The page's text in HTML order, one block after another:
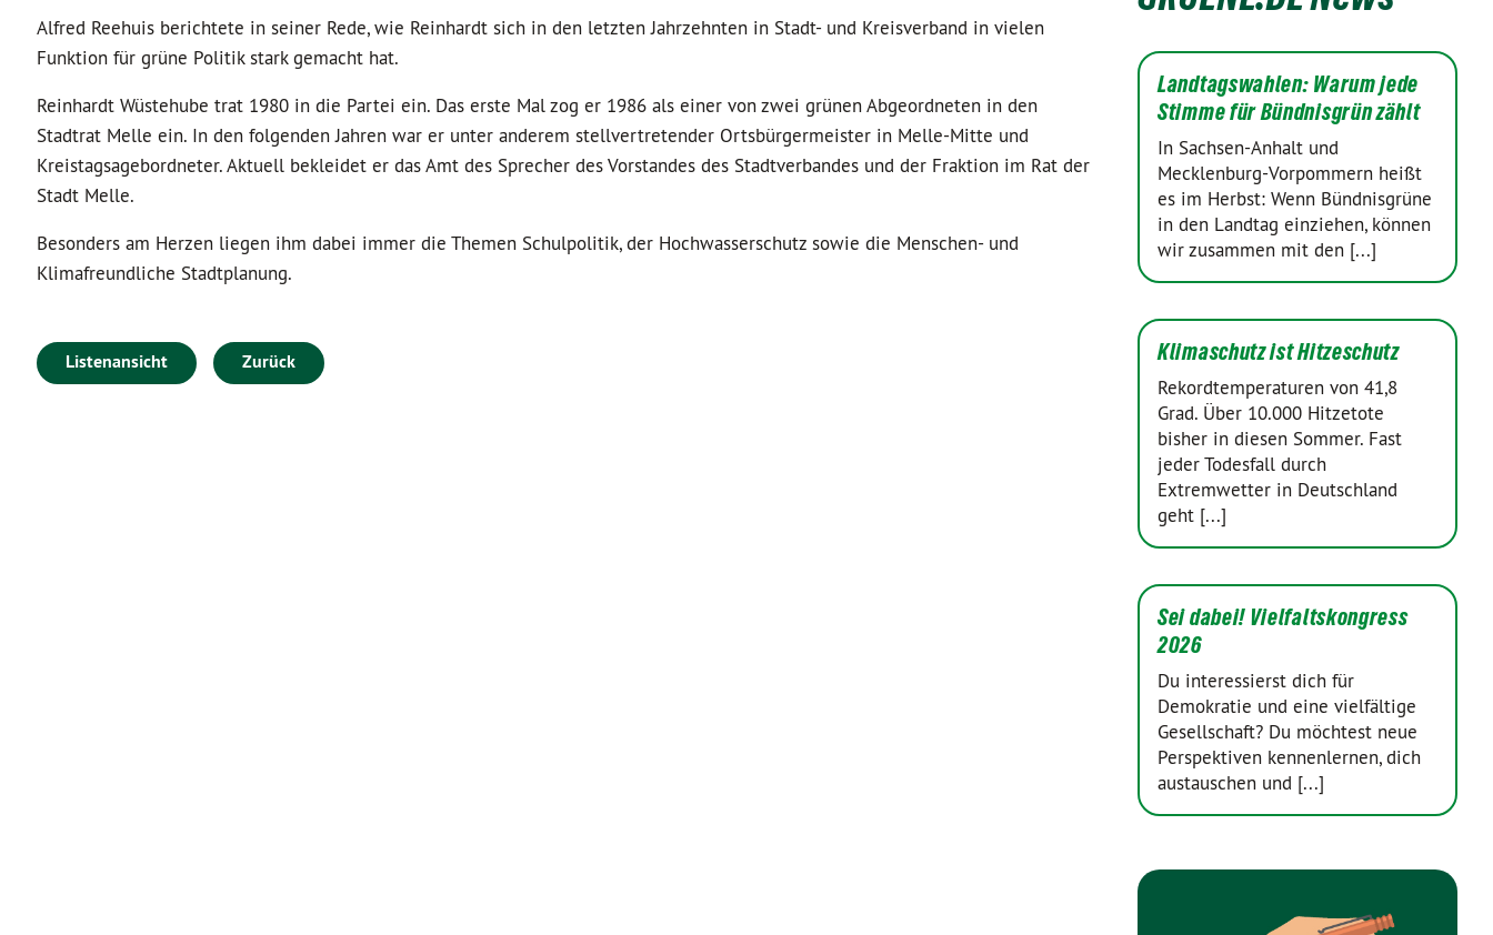
Alfred Reehuis berichtete in seiner Rede, wie Reinhardt sich in den letzten Jahrzehnten in Stadt- und Kreisverband in vielen
Funktion für grüne Politik stark gemacht hat.
Reinhardt Wüstehube trat 1980 in die Partei ein. Das erste Mal zog er 1986 als einer von zwei grünen Abgeordneten in den
Stadtrat Melle ein. In den folgenden Jahren war er unter anderem stellvertretender Ortsbürgermeister in Melle-Mitte und
Kreistagsagebordneter. Aktuell bekleidet er das Amt des Sprecher des Vorstandes des Stadtverbandes und der Fraktion im Rat der
Stadt Melle.
Besonders am Herzen liegen ihm dabei immer die Themen Schulpolitik, der Hochwasserschutz sowie die Menschen- und
Klimafreundliche Stadtplanung.
Listenansicht Zurück
Landtagswahlen: Warum jede
Stimme für Bündnisgrün zählt
In Sachsen-Anhalt und
Mecklenburg-Vorpommern heißt
es im Herbst: Wenn Bündnisgrüne
in den Landtag einziehen, können
wir zusammen mit den [...]
Klimaschutz ist Hitzeschutz
Rekordtemperaturen von 41,8
Grad. Über 10.000 Hitzetote
bisher in diesen Sommer. Fast
jeder Todesfall durch
Extremwetter in Deutschland
geht [...]
Sei dabei! Vielfaltskongress
2026
Du interessierst dich für
Demokratie und eine vielfältige
Gesellschaft? Du möchtest neue
Perspektiven kennenlernen, dich
austauschen und [...]